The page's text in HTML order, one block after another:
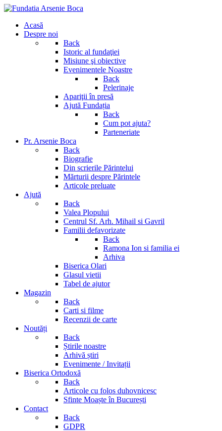
Acasă
Despre noi
Back
Istoric al fundaţiei
Misiune şi obiective
Evenimentele Noastre
Back
Pelerinaje
Apariţii în presă
Ajută Fundația
Back
Cum pot ajuta?
Parteneriate
Pr. Arsenie Boca
Back
Biografie
Din scrierile Părintelui
Mărturii despre Părintele
Articole preluate
Ajută
Back
Valea Plopului
Centrul Sf. Arh. Mihail si Gavril
Familii defavorizate
Back
Ramona Ion si familia ei
Arhiva
Biserica Olari
Glasul vietii
Tabel de ajutor
Magazin
Back
Carti si filme
Recenzii de carte
Noutăți
Back
Știrile noastre
Arhivă știri
Evenimente / Invitații
Biserica Ortodoxă
Back
Articole cu folos duhovnicesc
Sfinte Moaște în București
Contact
Back
GDPR